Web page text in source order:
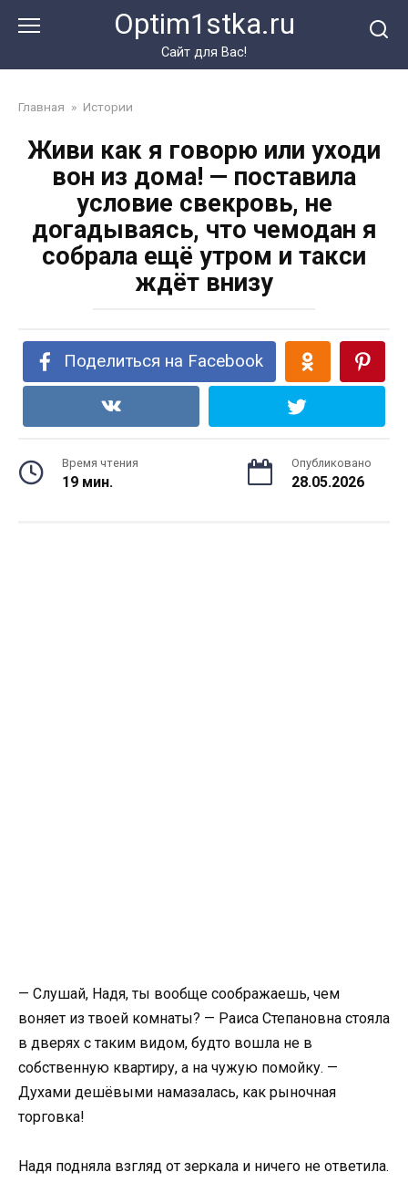
Optim1stka.ru
Сайт для Вас!
Главная » Истории
Живи как я говорю или уходи
вон из дома! — поставила
условие свекровь, не
догадываясь, что чемодан я
собрала ещё утром и такси
ждёт внизу
Поделиться на Facebook
Время чтения
19 мин.
Опубликовано
28.05.2026
— Слушай, Надя, ты вообще соображаешь, чем
воняет из твоей комнаты? — Раиса Степановна стояла
в дверях с таким видом, будто вошла не в
собственную квартиру, а на чужую помойку. —
Духами дешёвыми намазалась, как рыночная
торговка!
Надя подняла взгляд от зеркала и ничего не ответила.